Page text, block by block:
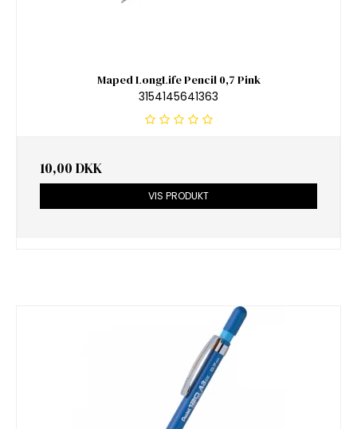
Maped LongLife Pencil 0,7 Pink
3154145641363
10,00 DKK
VIS PRODUKT